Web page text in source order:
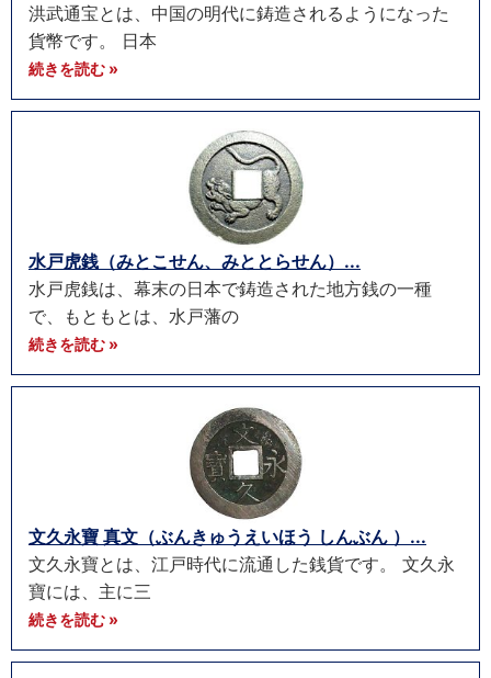
洪武通宝とは、中国の明代に鋳造されるようになった
貨幣です。 日本
続きを読む »
水戸虎銭（みとこせん、みととらせん）...
水戸虎銭は、幕末の日本で鋳造された地方銭の一種
で、もともとは、水戸藩の
続きを読む »
文久永寶 真文（ぶんきゅうえいほう しんぶん ）...
文久永寶とは、江戸時代に流通した銭貨です。 文久永
寶には、主に三
続きを読む »